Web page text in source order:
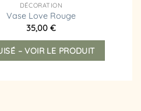
DÉCORATION
Vase Love Rouge
35,00€
– VOIR LE PRODUIT